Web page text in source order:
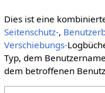
Dies ist eine
Seitenschutz-,
Verschiebungs-
Typ, dem
dem betroffenen